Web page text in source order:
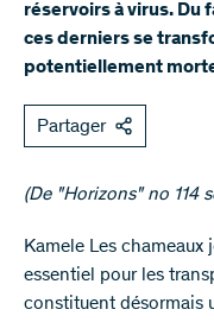
réservoirs à virus. Du
ces derniers se
potentiellement
Partager
(De "Horizons" no 114
​Kamele Les
essentiel pour les
constituent désormais